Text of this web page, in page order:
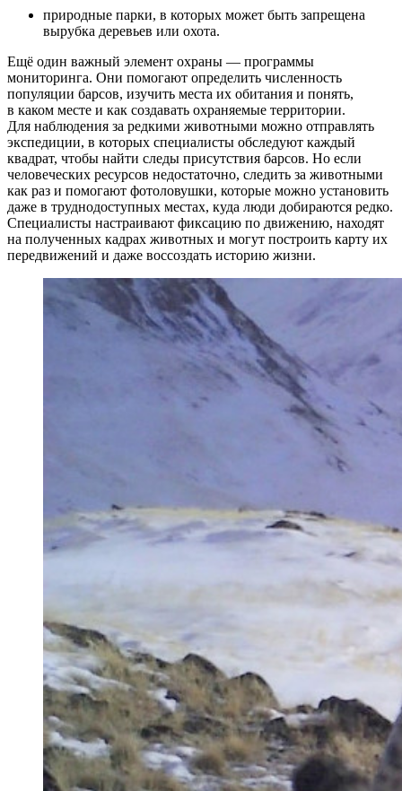
природные парки, в которых может быть запрещена
вырубка деревьев или охота.
Ещё один важный элемент охраны — программы
мониторинга. Они помогают определить численность
популяции барсов, изучить места их обитания и понять,
в каком месте и как создавать охраняемые территории.
Для наблюдения за редкими животными можно отправлять
экспедиции, в которых специалисты обследуют каждый
квадрат, чтобы найти следы присутствия барсов. Но если
человеческих ресурсов недостаточно, следить за животными
как раз и помогают фотоловушки, которые можно установить
даже в труднодоступных местах, куда люди добираются редко.
Специалисты настраивают фиксацию по движению, находят
на полученных кадрах животных и могут построить карту их
передвижений и даже воссоздать историю жизни.